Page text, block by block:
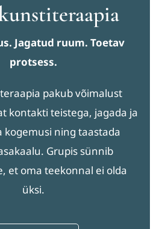
Jagatud ruum. Toetav
protsess.
pakub võimalust
kontakti teistega, jagada ja
kogemusi ning taastada
Grupis sünnib
et oma teekonnal ei olda
üksi.